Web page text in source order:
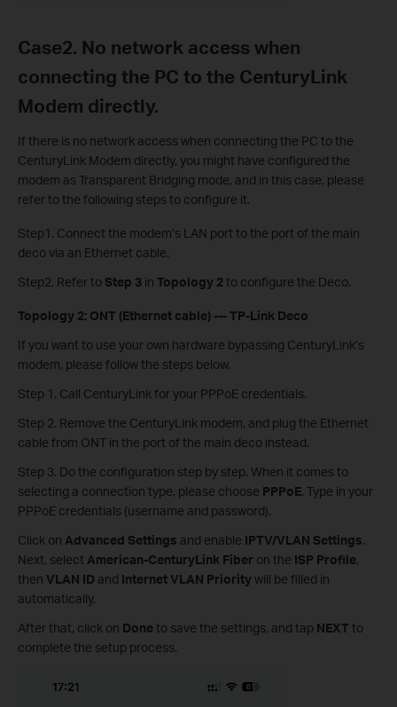
Case2. No network access when
connecting the PC to the CenturyLink
Modem directly.
If there is no network access when connecting the PC to the
CenturyLink Modem directly, you might have configured the
modem as Transparent Bridging mode, and in this case, please
refer to the following steps to configure it.
Step1. Connect the modem’s LAN port to the port of the main
deco via an Ethernet cable.
Step2. Refer to Step 3 in Topology 2 to configure the Deco.
Topology 2: ONT (Ethernet cable) --- TP-Link Deco
If you want to use your own hardware bypassing CenturyLink’s
modem, please follow the steps below.
Step 1. Call CenturyLink for your PPPoE credentials.
Step 2. Remove the CenturyLink modem, and plug the Ethernet
cable from ONT in the port of the main deco instead.
Step 3. Do the configuration step by step. When it comes to
selecting a connection type, please choose PPPoE. Type in your
PPPoE credentials (username and password).
Click on Advanced Settings and enable IPTV/VLAN Settings.
Next, select American-CenturyLink Fiber on the ISP Profile,
then VLAN ID and Internet VLAN Prioritywill be filled in
automatically.
After that, click on Doneto save the settings, and tap NEXT to
complete the setup process.